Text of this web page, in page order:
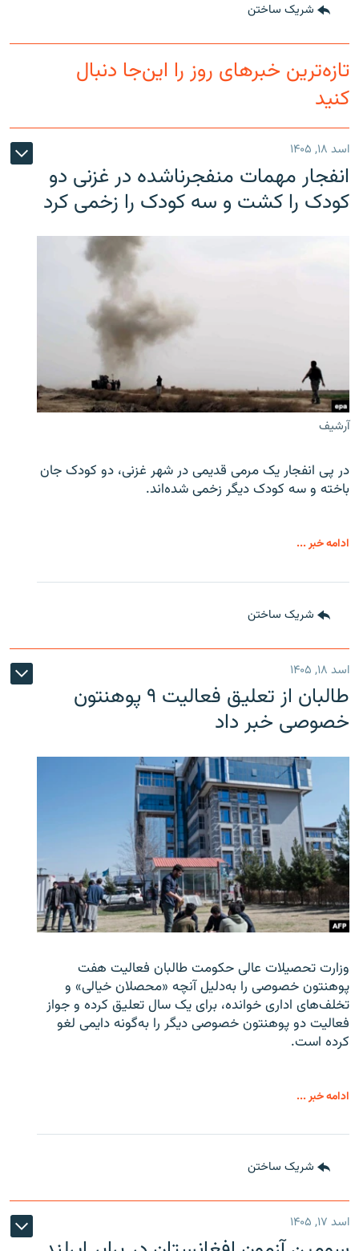
شریک ساختن
تازه‌ترین خبرهای روز را این‌جا دنبال
کنید
اسد ۱۸, ۱۴۰۵
انفجار مهمات منفجرناشده در غزنی دو
کودک را کشت و سه کودک را زخمی کرد
آرشیف
در پی انفجار یک مرمی قدیمی در شهر غزنی، دو کودک جان
باخته و سه کودک دیگر زخمی شده‌اند.
ادامه خبر ...
شریک ساختن
اسد ۱۸, ۱۴۰۵
طالبان از تعلیق فعالیت ۹ پوهنتون
خصوصی خبر داد
وزارت تحصیلات عالی حکومت طالبان فعالیت هفت
پوهنتون خصوصی را به‌دلیل آنچه «محصلان خیالی» و
تخلف‌های اداری خوانده، برای یک سال تعلیق کرده و جواز
فعالیت دو پوهنتون خصوصی دیگر را به‌گونه دایمی لغو
کرده است.
ادامه خبر ...
شریک ساختن
اسد ۱۷, ۱۴۰۵